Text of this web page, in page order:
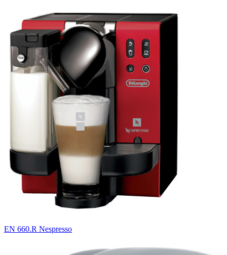
EN 660.R Nespresso